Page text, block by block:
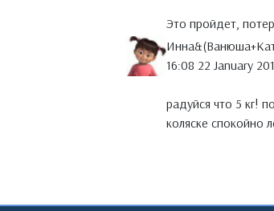
Это пройдет,
16:08 22 January
радуйся что 5 кг!
коляске спокойно